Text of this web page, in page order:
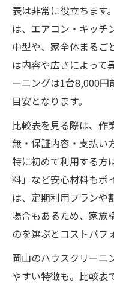
表は非常に役立ちます
は、エアコン・キッチ
中型や、家全体まるご
は内容や広さによって
ーニングは1台8,000円
目安となります。
比較表を見る際は、作
無・保証内容・支払い
特に初めて利用する方
料」など安心材料もポ
は、定期利用プランや
場合もあるため、家族
のを選ぶとコストパフ
岡山のハウスクリーニ
やすい特徴も。比較表